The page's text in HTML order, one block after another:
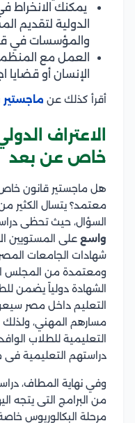
يمكنك الانخراط
الدولية لتقديم
والمؤسسات في
العمل مع
الإنسان أو قضايا
أقرأ كذلك عن
الاعتراف
خاص عن بعد
هل ماجستير قانون
معتمد؟ يتسال الكثير
السؤال، حيث تحظى
واسع على المستويين
شهادات الجامعات
ومعتمدة من المجلس
الشهادة دولياً يضمن
التعليم داخل مصر
مسارهم المهني، ولذلك
التعليمية للطلاب
دراستهم التعليمية فى
وفي نهاية المطاف،
من البرامج التى يتجه
مرحلة البكالوريوس